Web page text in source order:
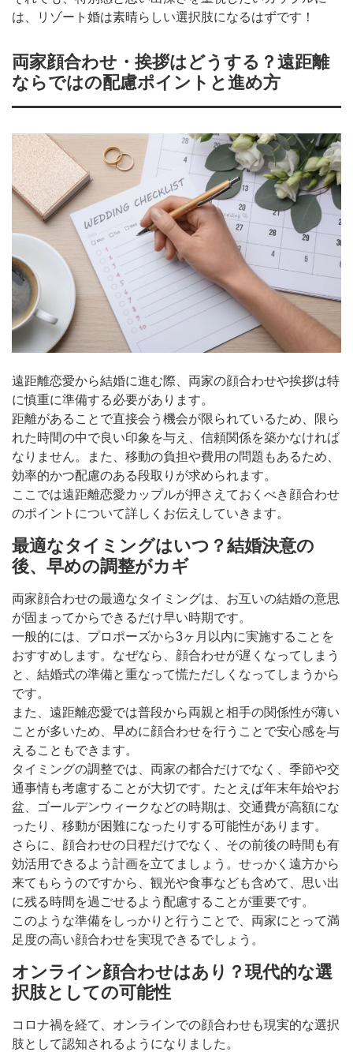
は、リゾート婚は素晴らしい選択肢になるはずです！
両家顔合わせ・挨拶はどうする？遠距離
ならではの配慮ポイントと進め方
遠距離恋愛から結婚に進む際、両家の顔合わせや挨拶は特
に慎重に準備する必要があります。
距離があることで直接会う機会が限られているため、限ら
れた時間の中で良い印象を与え、信頼関係を築かなければ
なりません。また、移動の負担や費用の問題もあるため、
効率的かつ配慮のある段取りが求められます。
ここでは遠距離恋愛カップルが押さえておくべき顔合わせ
のポイントについて詳しくお伝えしていきます。
最適なタイミングはいつ？結婚決意の
後、早めの調整がカギ
両家顔合わせの最適なタイミングは、お互いの結婚の意思
が固まってからできるだけ早い時期です。
一般的には、プロポーズから3ヶ月以内に実施することを
おすすめします。なぜなら、顔合わせが遅くなってしまう
と、結婚式の準備と重なって慌ただしくなってしまうから
です。
また、遠距離恋愛では普段から両親と相手の関係性が薄い
ことが多いため、早めに顔合わせを行うことで安心感を与
えることもできます。
タイミングの調整では、両家の都合だけでなく、季節や交
通事情も考慮することが大切です。たとえば年末年始やお
盆、ゴールデンウィークなどの時期は、交通費が高額にな
ったり、移動が困難になったりする可能性があります。
さらに、顔合わせの日程だけでなく、その前後の時間も有
効活用できるよう計画を立てましょう。せっかく遠方から
来てもらうのですから、観光や食事なども含めて、思い出
に残る時間を過ごせるよう配慮することが重要です。
このような準備をしっかりと行うことで、両家にとって満
足度の高い顔合わせを実現できるでしょう。
オンライン顔合わせはあり？現代的な選
択肢としての可能性
コロナ禍を経て、オンラインでの顔合わせも現実的な選択
肢として認知されるようになりました。